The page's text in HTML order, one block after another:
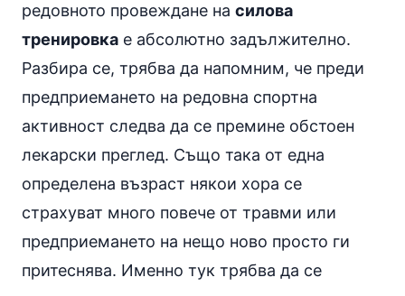
редовното провеждане на силова
тренировка е абсолютно задължително.
Разбира се, трябва да напомним, че преди
предприемането на редовна спортна
активност следва да се премине обстоен
лекарски преглед. Също така от една
определена възраст някои хора се
страхуват много повече от травми или
предприемането на нещо ново просто ги
притеснява. Именно тук трябва да се